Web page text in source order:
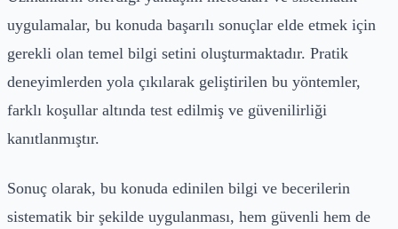
uygulamalar, bu konuda başarılı sonuçlar elde etmek için
gerekli olan temel bilgi setini oluşturmaktadır. Pratik
deneyimlerden yola çıkılarak geliştirilen bu yöntemler,
farklı koşullar altında test edilmiş ve güvenilirliği
kanıtlanmıştır.
Sonuç olarak, bu konuda edinilen bilgi ve becerilerin
sistematik bir şekilde uygulanması, hem güvenli hem de